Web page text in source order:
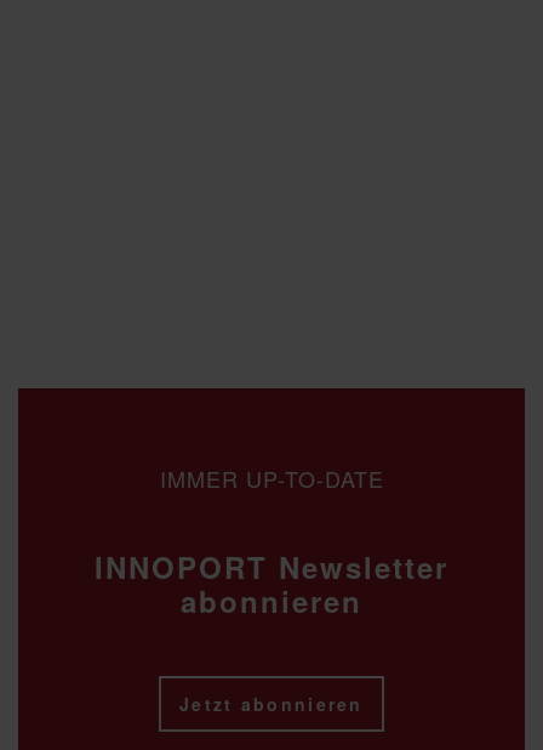
IMMER UP-TO-DATE
INNOPORT Newsletter
abonnieren
Jetzt abonnieren